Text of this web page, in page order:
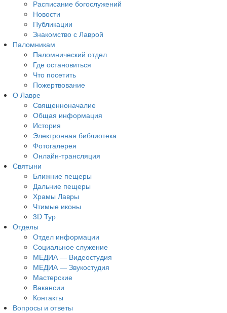
Расписание богослужений
Новости
Публикации
Знакомство с Лаврой
Паломникам
Паломнический отдел
Где остановиться
Что посетить
Пожертвование
О Лавре
Священноначалие
Общая информация
История
Электронная библиотека
Фотогалерея
Онлайн-трансляция
Святыни
Ближние пещеры
Дальние пещеры
Храмы Лавры
Чтимые иконы
3D Тур
Отделы
Отдел информации
Социальное служение
МЕДИА — Видеостудия
МЕДИА — Звукостудия
Мастерские
Вакансии
Контакты
Вопросы и ответы